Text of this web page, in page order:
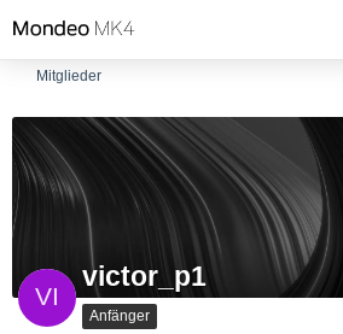
Mitglieder
victor_p1
Anfänger